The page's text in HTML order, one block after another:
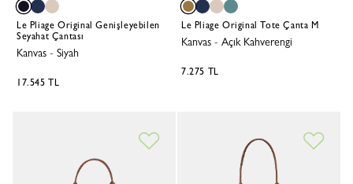
Le Pliage Original Genişleyebilen
Seyahat Çantası
Kanvas - Siyah
17.545 TL
Le Pliage Original Tote Çanta M
Kanvas - Açık Kahverengi
7.275 TL